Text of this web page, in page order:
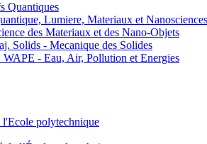
Quantiques
Lumiere, Materiaux et Nanosciences
des Materiaux et des Nano-Objets
Solids - Mecanique des Solides
- Eau, Air, Pollution et Energies
polytechnique